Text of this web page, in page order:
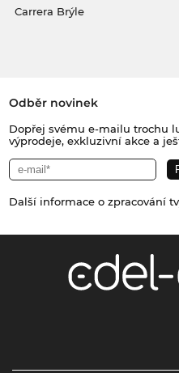
Carrera Brýle
Odběr novinek
Dopřej svému e-mailu trochu
výprodeje, exkluzivní akce a
Další informace o zpracování